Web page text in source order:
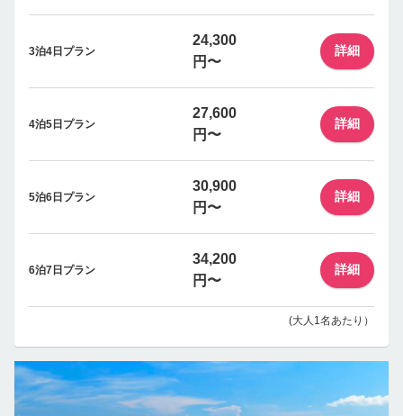
3泊4日プラン
24,300
円〜
詳細
4泊5日プラン
27,600
円〜
詳細
5泊6日プラン
30,900
円〜
詳細
6泊7日プラン
34,200
円〜
詳細
(大人1名あたり）